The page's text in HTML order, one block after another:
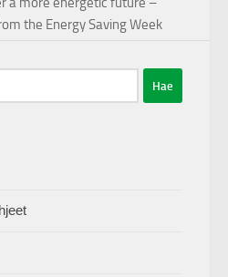
the Energy Saving Week